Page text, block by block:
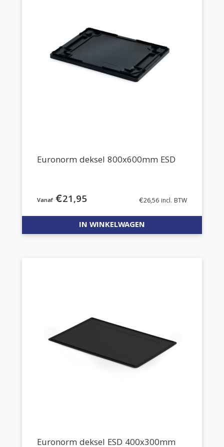
Euronorm deksel 800x600mm ESD
€21,95 €26,56 incl. BTW
IN WINKELWAGEN
Euronorm deksel ESD 400x300mm